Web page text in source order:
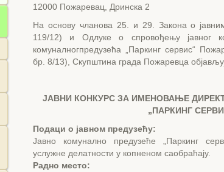
12000 Пожаревац, Дринска 2
На основу чланова 25. и 29. Закона о
119/12) и Одлуке о спровођењу јавног
комуналногпредузећа „Паркинг сервис“
бр. 8/13), Скупштина града Пожаревца
ЈАВНИ КОНКУРС ЗА ИМЕНОВАЊЕ
„ПАРКИНГ
Подаци о јавном предузећу:
Јавно комунално предузеће „Паркинг
услужне делатности у копненом саобраћају.
Радно место: